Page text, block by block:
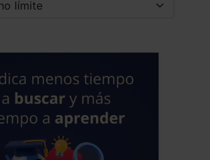
hasta ahora. Con mucha
para cambiar y realizar
sobretodo no saber como
esa situación, sin que
también son culpados,
La sociedad y la Ciencia